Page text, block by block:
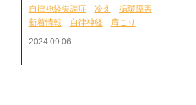
自律神経失調症
冷え
循環障害
新着情報
自律神経
肩こり
2024.09.06